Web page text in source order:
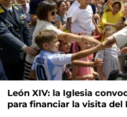
León XIV: la Iglesia
para financiar la visita del